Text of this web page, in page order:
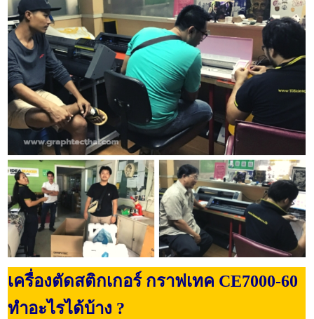
เครื่องตัดสติกเกอร์ กราฟเทค CE7000-60
ทำอะไรได้บ้าง ?